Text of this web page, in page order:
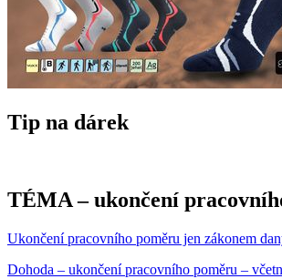
Tip na dárek
TÉMA – ukončení
Ukončení pracovního poměru jen zákonem
Dohoda – ukončení pracovního poměru –